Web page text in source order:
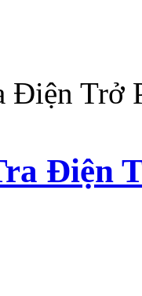
Điện Trở
Điện